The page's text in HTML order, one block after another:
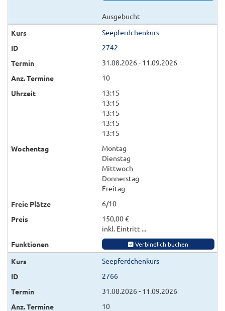
Ausgebucht
Seepferdchenkurs
2742
31.08.2026 - 11.09.2026
10
13:15
13:15
13:15
13:15
13:15
Montag
Dienstag
Mittwoch
Donnerstag
Freitag
6/10
150,00 €
inkl. Eintritt ...
Verbindlich buchen
Seepferdchenkurs
2766
31.08.2026 - 11.09.2026
10